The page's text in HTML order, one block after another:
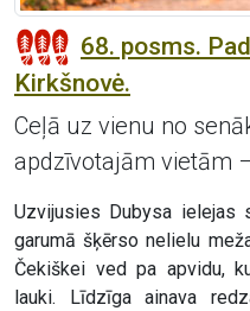
68. posms.
Kirkšnovė.
Ceļā uz vienu no
apdzīvotajām vietām
Uzvijusies Dubysa ielejas
garumā šķērso nelielu
Čekiškei ved pa apvidu,
lauki. Līdzīga ainava